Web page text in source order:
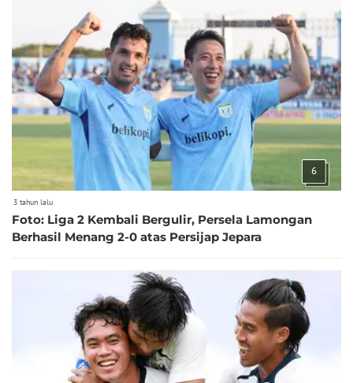
6
3 tahun lalu
Foto: Liga 2 Kembali Bergulir, Persela Lamongan
Berhasil Menang 2-0 atas Persijap Jepara